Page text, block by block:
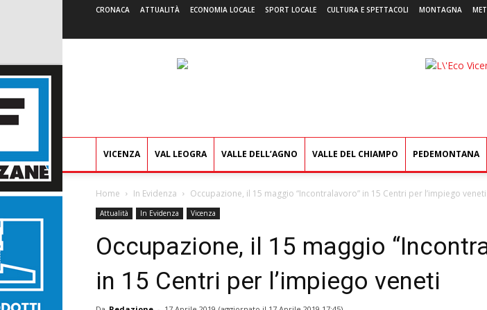
CRONACA ATTUALITÀ ECONOMIA LOCALE SPORT LOCALE CULTURA E SPETTACOLI MONTAGNA
VICENZA VAL LEOGRA VALLE DELL’AGNO VALLE DEL CHIAMPO PEDEMONTANA
Home In Evidenza Occupazione, il 15 maggio “Incontralavoro” in 15 Centri per l’impiego veneti
Attualità In Evidenza Vicenza
Occupazione, il 15 maggio
in 15 Centri per l’impiego veneti